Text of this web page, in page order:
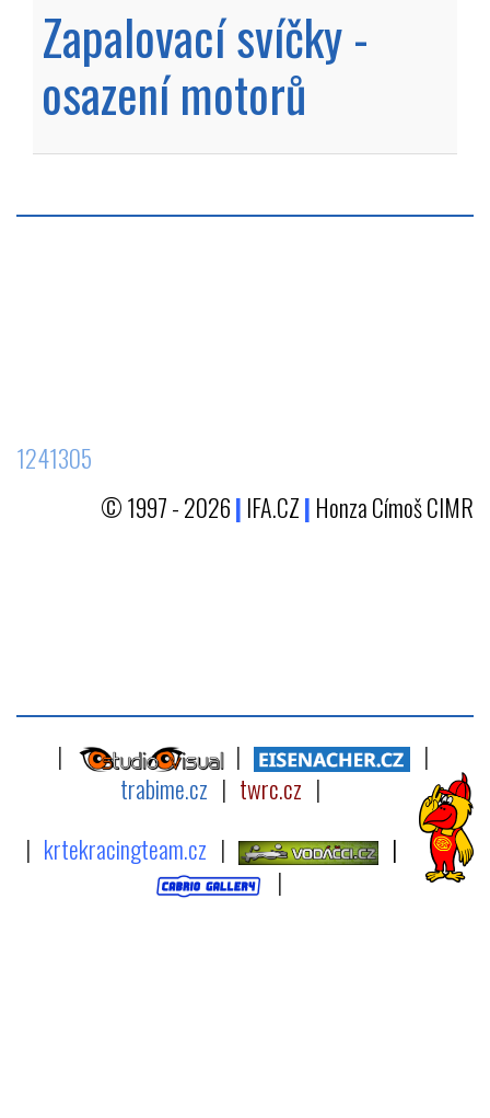
Zapalovací svíčky -
osazení motorů
1241305
© 1997 - 2026| IFA.CZ| Honza Címoš CIMR
| |
|
trabime.cz | twrc.cz |
| krtekracingteam.cz |
|
|